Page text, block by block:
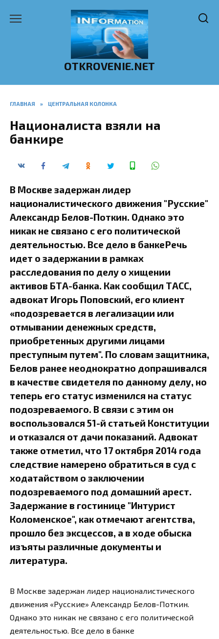
OTKROVENIE.NET
ГЛАВНАЯ » ЦЕНТРАЛЬНАЯ КОЛОНКА
Националиста взяли на
банкире
В Москве задержан лидер
националистического движения "Русские"
Александр Белов-Поткин. Однако это
никак не связано с его политической
деятельностью. Все дело в банкеРечь
идет о задержании в рамках
расследования по делу о хищении
активов БТА-банка. Как сообщил ТАСС,
адвокат Игорь Поповский, его клиент
«подозревается в легализации или
отмывании денежных средств,
приобретенных другими лицами
преступным путем". По словам защитника,
Белов ранее неоднократно допрашивался
в качестве свидетеля по данному делу, но
теперь его статус изменился на статус
подозреваемого. В связи с этим он
воспользовался 51-й статьей Конституции
и отказался от дачи показаний. Адвокат
также отметил, что 17 октября 2014 года
следствие намерено обратиться в суд с
ходатайством о заключении
подозреваемого под домашний арест.
Задержание в гостинице "Интурист
Коломенское", как отмечают агентства,
прошло без эксцессов, а в ходе обыска
изъяты различные документы и
литература.
В Москве задержан лидер националистического
движения «Русские» Александр Белов-Поткин.
Однако это никак не связано с его политической
деятельностью. Все дело в банке